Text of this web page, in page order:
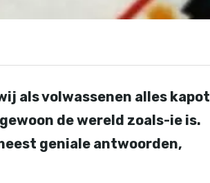
als volwassenen alles kapot
de wereld zoals-ie is.
geniale antwoorden,